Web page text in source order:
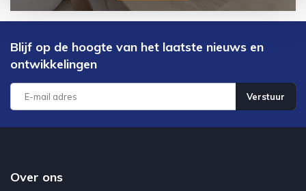
Blijf op de hoogte van het laatste nieuws en
ontwikkelingen
Verstuur
Over ons